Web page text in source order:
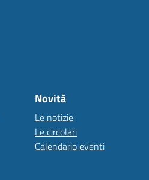
Novità
Le notizie
Le circolari
Calendario eventi